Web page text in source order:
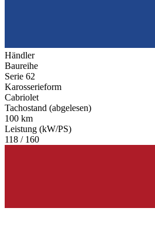
Händler
Baureihe
Serie 62
Karosserieform
Cabriolet
Tachostand (abgelesen)
100 km
Leistung (kW/PS)
118 / 160